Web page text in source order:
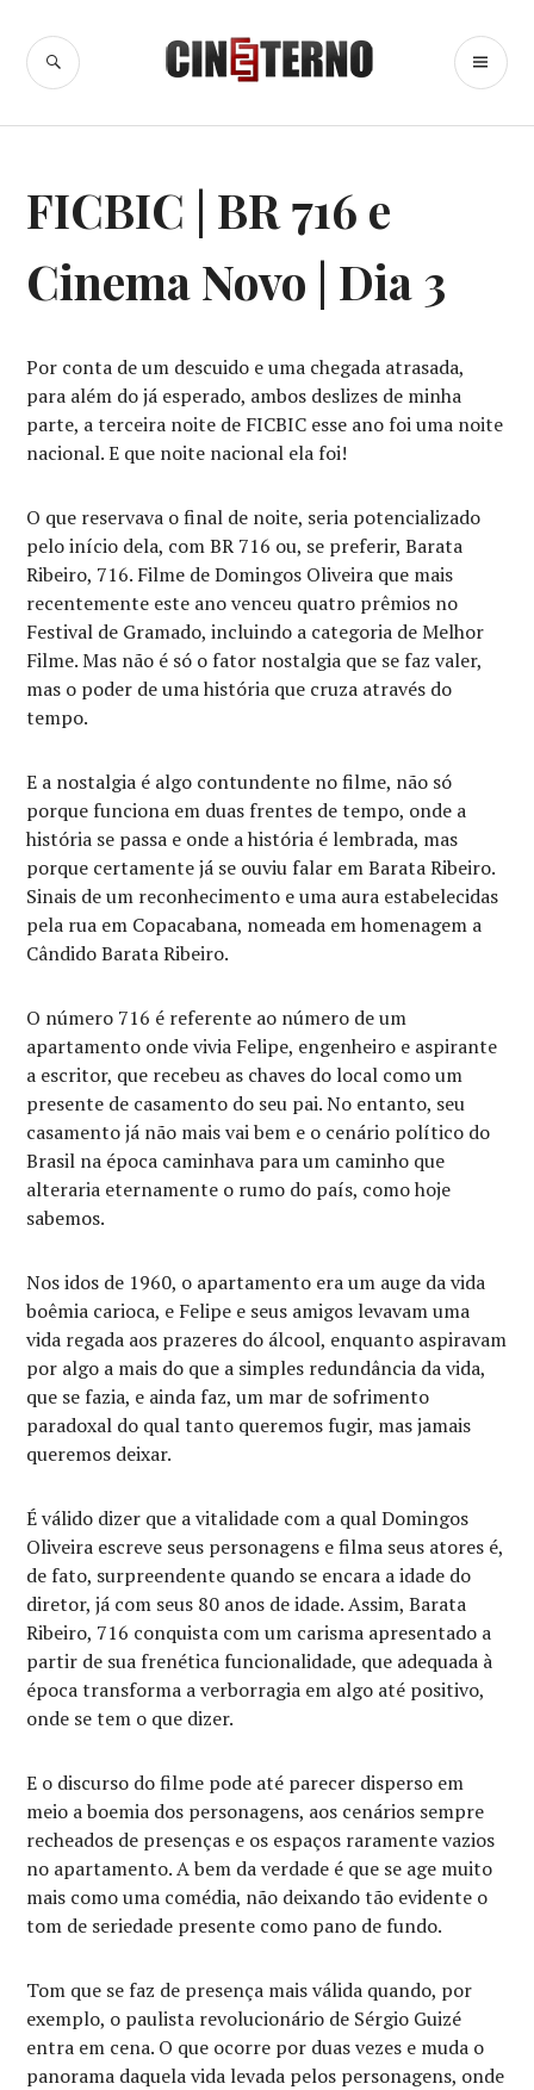
para
conteúdo
Cine Eterno
BUSCA
CRÍTICA
CINEMATOGRÁFICA,
2016
FICBIC | BR 716 e
Cinema Novo | Dia 3
Por conta de um descuido e uma chegada atrasada,
para além do já esperado, ambos deslizes de minha
parte, a terceira noite de FICBIC esse ano foi uma noite
nacional. E que noite nacional ela foi!
O que reservava o final de noite, seria potencializado
pelo início dela, com BR 716 ou, se preferir, Barata
Ribeiro, 716. Filme de Domingos Oliveira que mais
recentemente este ano venceu quatro prêmios no
Festival de Gramado, incluindo a categoria de Melhor
Filme. Mas não é só o fator nostalgia que se faz valer,
mas o poder de uma história que cruza através do
tempo.
E a nostalgia é algo contundente no filme, não só
porque funciona em duas frentes de tempo, onde a
história se passa e onde a história é lembrada, mas
porque certamente já se ouviu falar em Barata Ribeiro.
Sinais de um reconhecimento e uma aura estabelecidas
pela rua em Copacabana, nomeada em homenagem a
Cândido Barata Ribeiro.
O número 716 é referente ao número de um
apartamento onde vivia Felipe, engenheiro e aspirante
a escritor, que recebeu as chaves do local como um
presente de casamento do seu pai. No entanto, seu
casamento já não mais vai bem e o cenário político do
Brasil na época caminhava para um caminho que
alteraria eternamente o rumo do país, como hoje
sabemos.
Nos idos de 1960, o apartamento era um auge da vida
boêmia carioca, e Felipe e seus amigos levavam uma
vida regada aos prazeres do álcool, enquanto aspiravam
por algo a mais do que a simples redundância da vida,
que se fazia, e ainda faz, um mar de sofrimento
paradoxal do qual tanto queremos fugir, mas jamais
queremos deixar.
É válido dizer que a vitalidade com a qual Domingos
Oliveira escreve seus personagens e filma seus atores é,
de fato, surpreendente quando se encara a idade do
diretor, já com seus 80 anos de idade. Assim, Barata
Ribeiro, 716 conquista com um carisma apresentado a
partir de sua frenética funcionalidade, que adequada à
época transforma a verborragia em algo até positivo,
onde se tem o que dizer.
E o discurso do filme pode até parecer disperso em
meio a boemia dos personagens, aos cenários sempre
recheados de presenças e os espaços raramente vazios
no apartamento. A bem da verdade é que se age muito
mais como uma comédia, não deixando tão evidente o
tom de seriedade presente como pano de fundo.
Tom que se faz de presença mais válida quando, por
exemplo, o paulista revolucionário de Sérgio Guizé
entra em cena. O que ocorre por duas vezes e muda o
panorama daquela vida levada pelos personagens, onde